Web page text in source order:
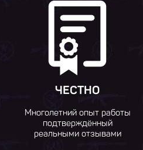
ЧЕСТНО
Многолетний опыт работы
подтверждённый
реальными отзывами